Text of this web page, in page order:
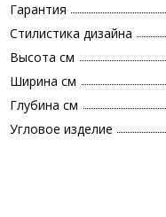
Гарантия
Стилистика дизайна
Высота см
Ширина см
Глубина см
Угловое изделие